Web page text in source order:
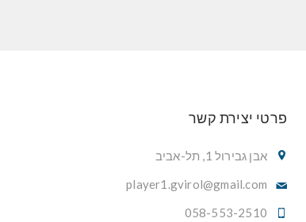
פרטי יצירת קשר
אבן גבירול 1, תל-אביב
player1.gvirol@gmail.com
058-553-2510